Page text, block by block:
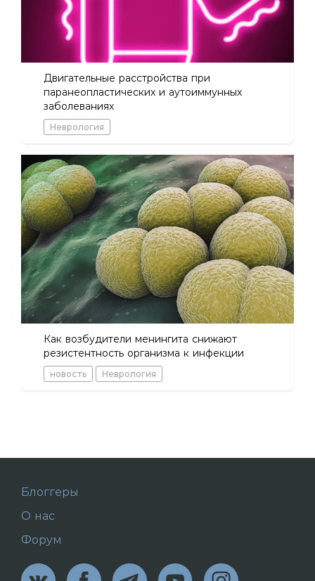
Двигательные расстройства при
паранеопластических и аутоиммунных
заболеваниях
Неврология
Как возбудители менингита снижают
резистентность организма к инфекции
новость Неврология
Блоггеры
О нас
Форум